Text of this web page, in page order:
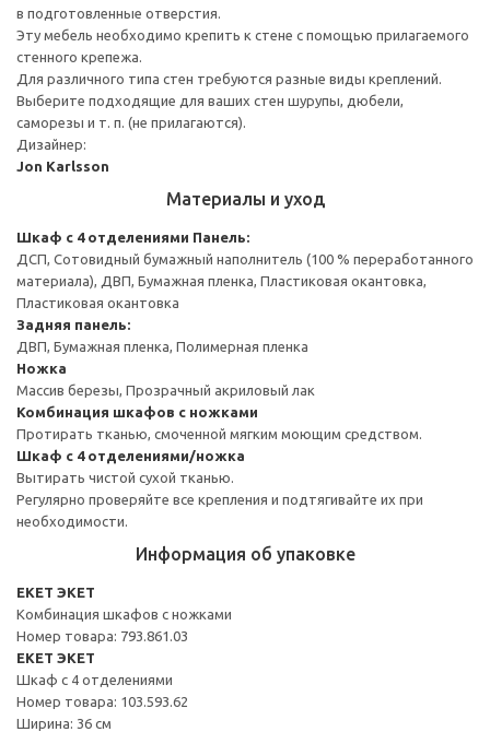
в подготовленные отверстия.
Эту мебель необходимо крепить к стене с помощью прилагаемого
стенного крепежа.
Для различного типа стен требуются разные виды креплений.
Выберите подходящие для ваших стен шурупы, дюбели,
саморезы и т. п. (не прилагаются).
Дизайнер:
Jon Karlsson
Материалы и уход
Шкаф с 4 отделениями Панель:
ДСП, Сотовидный бумажный наполнитель (100 % переработанного
материала), ДВП, Бумажная пленка, Пластиковая окантовка,
Пластиковая окантовка
Задняя панель:
ДВП, Бумажная пленка, Полимерная пленка
Ножка
Массив березы, Прозрачный акриловый лак
Комбинация шкафов с ножками
Протирать тканью, смоченной мягким моющим средством.
Шкаф с 4 отделениями/ножка
Вытирать чистой сухой тканью.
Регулярно проверяйте все крепления и подтягивайте их при
необходимости.
Информация об упаковке
EKET ЭКЕТ
Комбинация шкафов с ножками
Номер товара: 793.861.03
EKET ЭКЕТ
Шкаф с 4 отделениями
Номер товара: 103.593.62
Ширина: 36 см